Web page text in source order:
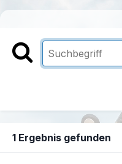
1 Ergebnis gefunden